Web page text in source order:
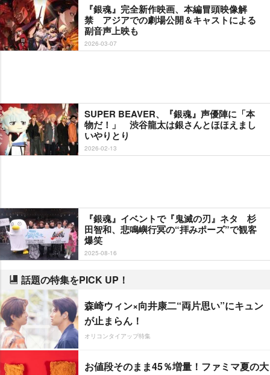
『銀魂』完全新作映画、本編冒頭映像解
禁 アジアでの劇場公開＆キャストによる
副音声上映も
2026-03-07
SUPER BEAVER、『銀魂』声優陣に「本
物だ！」 渋谷龍太は銀さんとほほえまし
いやりとり
2026-02-13
『銀魂』イベントで『鬼滅の刃』ネタ 杉
田智和、悲鳴嶼行冥の“拝みポーズ”で観客
爆笑
2025-08-16
話題の特集をPICK UP！
森崎ウィン×向井康二“両片思い”にキュン
が止まらん！
オリコンタイアップ特集
お値段そのまま45％増量！ファミマ夏の大